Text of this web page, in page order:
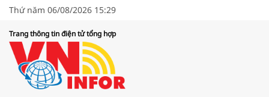
Thứ năm 06/08/2026 15:29
Trang thông tin điện tử tổng hợp